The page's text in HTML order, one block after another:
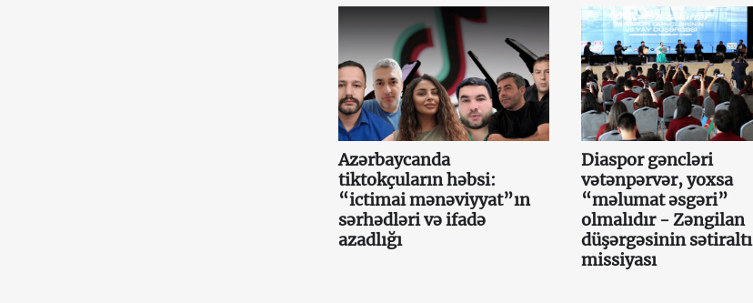
Azərbaycanda
tiktokçuların həbsi:
“ictimai mənəviyyat”ın
sərhədləri və ifadə
azadlığı
Diaspor gəncləri
vətənpərvər, yoxsa
“məlumat əsgəri”
olmalıdır - Zəngilan
düşərgəsinin sətiraltı
missiyası